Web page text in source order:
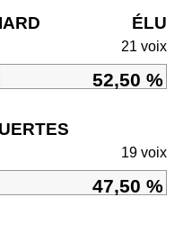
ÉLU
21 voix
52,50 %
19 voix
47,50 %